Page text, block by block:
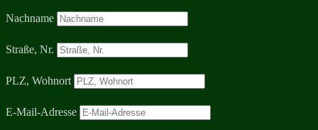
Nachname
Straße, Nr.
PLZ, Wohnort
E-Mail-Adresse